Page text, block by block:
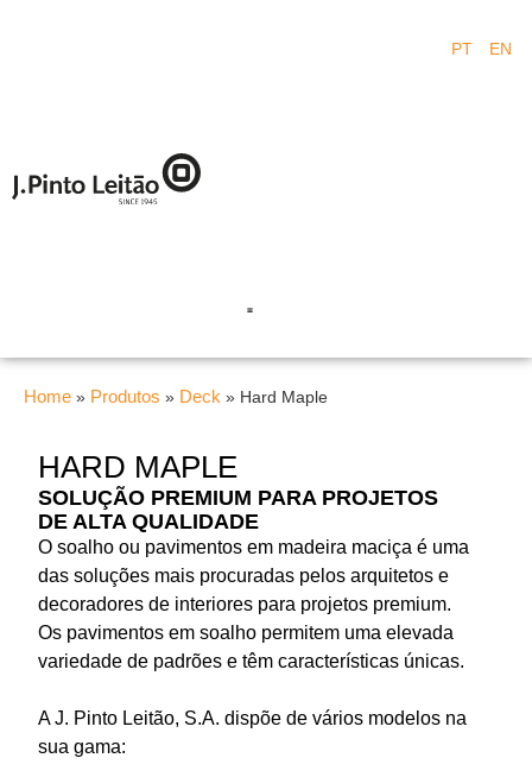
PT EN
Home » Produtos » Deck » Hard Maple
HARD MAPLE
SOLUÇÃO PREMIUM PARA PROJETOS
DE ALTA QUALIDADE
O soalho ou pavimentos em madeira maciça é uma
das soluções mais procuradas pelos arquitetos e
decoradores de interiores para projetos premium.
Os pavimentos em soalho permitem uma elevada
variedade de padrões e têm características únicas.
A J. Pinto Leitão, S.A. dispõe de vários modelos na
sua gama: